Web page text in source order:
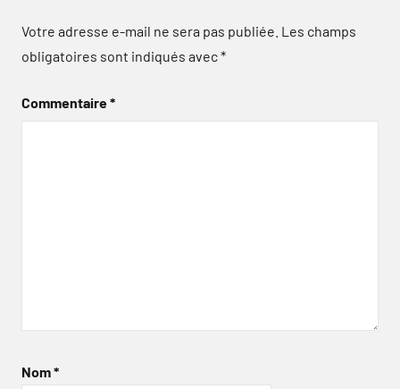
Votre adresse e-mail ne sera pas publiée. Les champs
obligatoires sont indiqués avec*
Commentaire*
Nom*